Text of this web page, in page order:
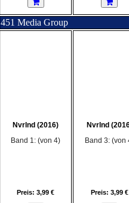
451 Media Group
Nvrlnd (2016)
Band 1: (von 4)
Preis: 3,99 €
Nvrlnd
Band 3: (von
Preis: 3,99 €